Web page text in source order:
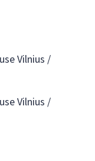
Vilnius /
Vilnius /